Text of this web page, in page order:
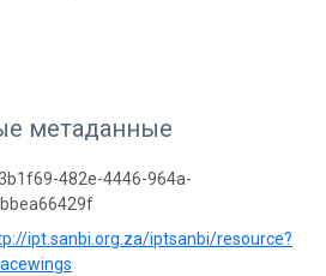
метаданные
482e-4446-964a-
ipt.sanbi.org.za/iptsanbi/resource?